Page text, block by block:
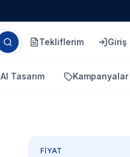
Tekliflerim Giriş
AI Tasarım Kampanyalar
FIYAT